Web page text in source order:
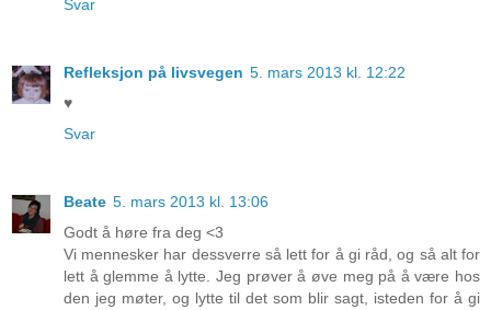
Svar
Refleksjon på livsvegen 5. mars 2013 kl. 12:22
♥
Svar
Beate 5. mars 2013 kl. 13:06
Godt å høre fra deg <3
Vi mennesker har dessverre så lett for å gi råd, og så alt for
lett å glemme å lytte. Jeg prøver å øve meg på å være hos
den jeg møter, og lytte til det som blir sagt, isteden for å gi